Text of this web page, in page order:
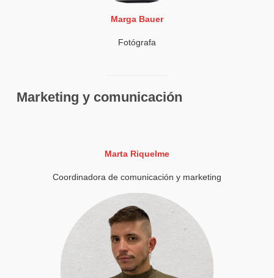
Marga Bauer
Fotógrafa
Marketing y comunicación
Marta Riquelme
Coordinadora de comunicación y marketing